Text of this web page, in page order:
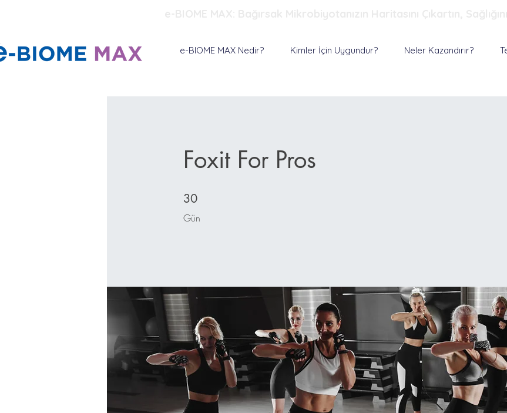
e-BIOME MAX Nedir? Kimler İçin Uygundur? Neler Kazandırır?
Foxit For Pros
30
Gün
30 Gün